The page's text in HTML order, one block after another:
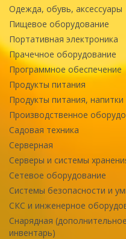
Одежда, обувь, аксессуары
Пищевое оборудование
Портативная электроника
Прачечное оборудование
Программное обеспечение
Продукты питания
Продукты питания, напитки
Производственное
Садовая техника
Серверная
Серверы и системы
Сетевое оборудование
Системы безопасности и
СКС и инженерное
Снарядная
инвентарь)